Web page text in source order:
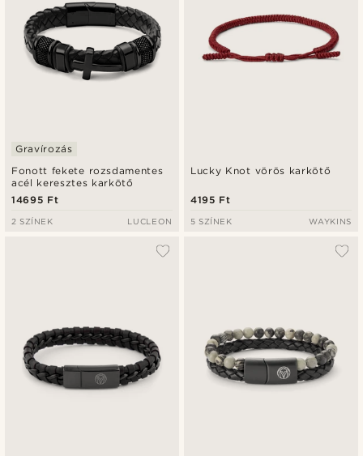
Fonott fekete rozsdamentes
acél keresztes karkötő
Gravírozás
14695 Ft
2 SZÍNEK LUCLEON
Lucky Knot vörös karkötő
4195 Ft
5 SZÍNEK WAYKINS